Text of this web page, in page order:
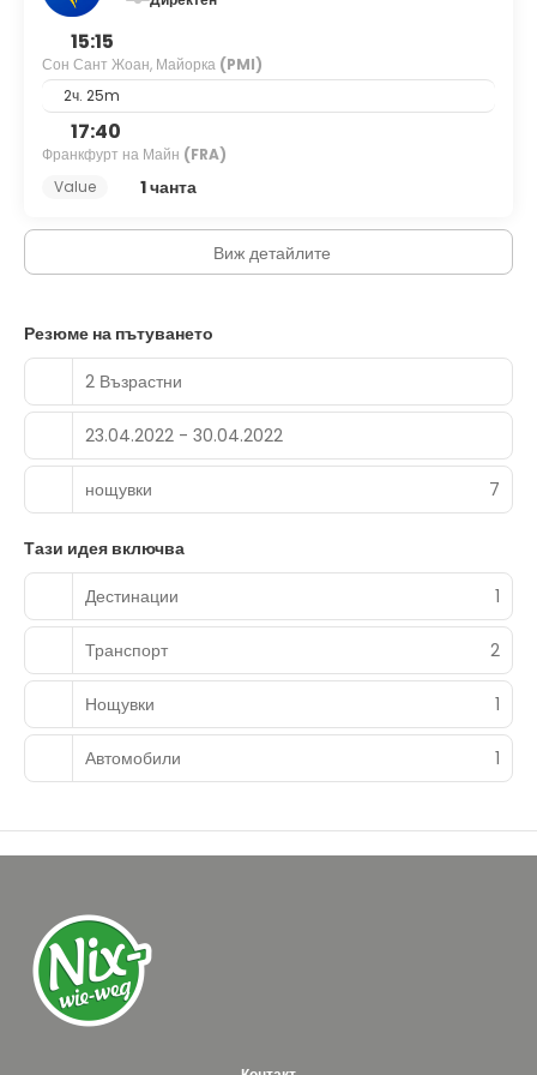
15:15
Сон Сант Жоан, Майорка (PMI)
2ч. 25m
17:40
Франкфурт на Майн (FRA)
Value
1 чанта
Виж детайлите
Резюме на пътуването
2 Възрастни
23.04.2022 - 30.04.2022
нощувки 7
Тази идея включва
Дестинации
1
Транспорт 2
Нощувки 1
Автомобили 1